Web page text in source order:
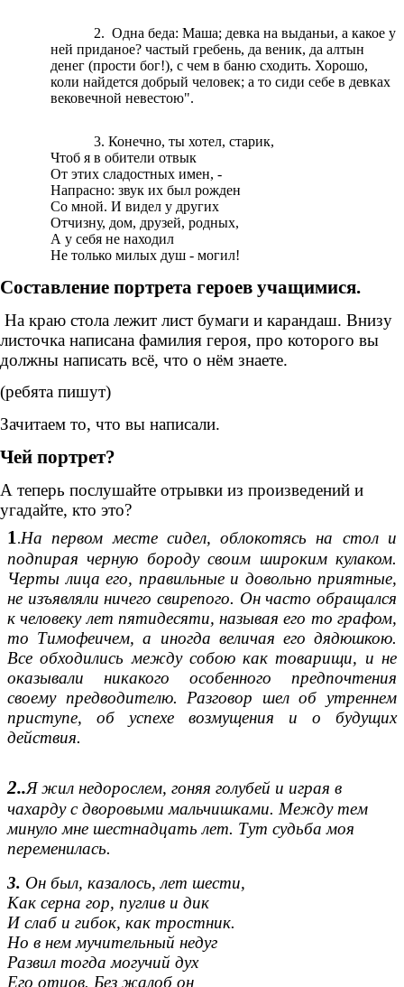
2. Одна беда: Маша; девка на выданьи, а какое у
ней приданое? частый гребень, да веник, да алтын
денег (прости бог!), с чем в баню сходить. Хорошо,
коли найдется добрый человек; а то сиди себе в девках
вековечной невестою".
3. Конечно, ты хотел, старик,
Чтоб я в обители отвык
От этих сладостных имен, -
Напрасно: звук их был рожден
Со мной. И видел у других
Отчизну, дом, друзей, родных,
А у себя не находил
Не только милых душ - могил!
Составление портрета героев учащимися.
На краю стола лежит лист бумаги и карандаш. Внизу
листочка написана фамилия героя, про которого вы
должны написать всё, что о нём знаете.
(ребята пишут)
Зачитаем то, что вы написали.
Чей портрет?
А теперь послушайте отрывки из произведений и
угадайте, кто это?
1.На первом месте сидел, облокотясь на стол и
подпирая черную бороду своим широким кулаком.
Черты лица его, правильные и довольно приятные,
не изъявляли ничего свирепого. Он часто обращался
к человеку лет пятидесяти, называя его то графом,
то Тимофеичем, а иногда величая его дядюшкою.
Все обходились между собою как товарищи, и не
оказывали никакого особенного предпочтения
своему предводителю. Разговор шел об утреннем
приступе, об успехе возмущения и о будущих
действия.
2..Я жил недорослем, гоняя голубей и играя в
чахарду с дворовыми мальчишками. Между тем
минуло мне шестнадцать лет. Тут судьба моя
переменилась.
3. Он был, казалось, лет шести,
Как серна гор, пуглив и дик
И слаб и гибок, как тростник.
Но в нем мучительный недуг
Развил тогда могучий дух
Его отцов. Без жалоб он